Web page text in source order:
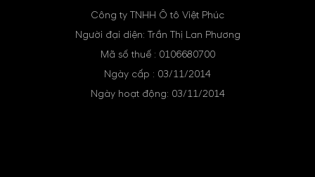
Công ty TNHH Ô tô Việt Phúc
Người đại diện: Trần Thị Lan Phương
Mã số thuế : 0106680700
Ngày cấp : 03/11/2014
Ngày hoạt động: 03/11/2014